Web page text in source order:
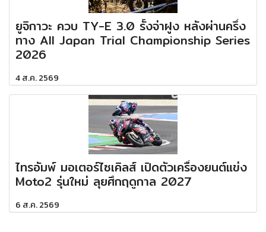
ยูจิกาวะ ควบ TY-E 3.0 รั้งจ่าฝูง หลังผ่านครึ่ง
ทาง All Japan Trial Championship Series
2026
4 ส.ค. 2569
ไทรอัมพ์ มอเตอร์ไซเคิลส์ เปิดตัวเครื่องยนต์แข่ง
Moto2 รุ่นใหม่ ลุยศึกฤดูกาล 2027
6 ส.ค. 2569